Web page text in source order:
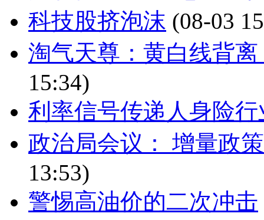
科技股挤泡沫 (08-03
淘气天尊：黄白线背
15:34)
利率信号传递人身险
政治局会议： 增量政
13:53)
警惕高油价的二次冲击